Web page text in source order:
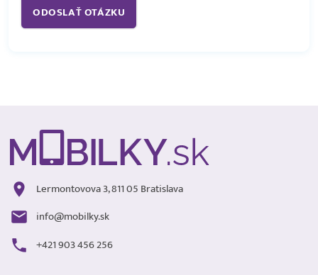
Lermontovova 3, 811 05 Bratislava
info@mobilky.sk
+421 903 456 256